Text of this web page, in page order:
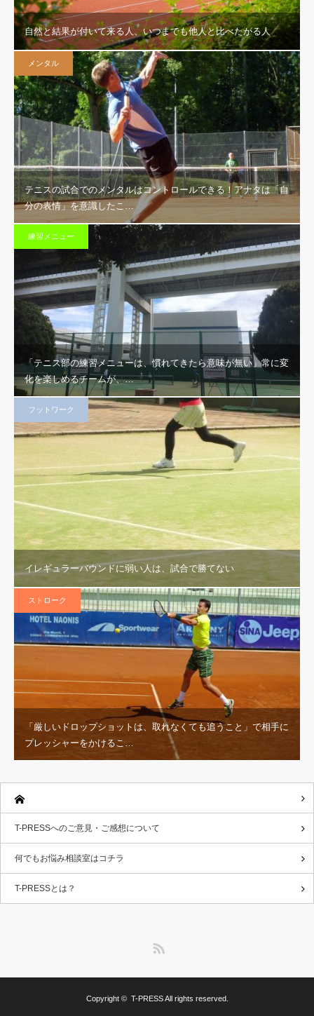
自然と結果が付いて来る人、いつまでも他人と比べたがる人
メンタル
テニスの試合でのメンタルはコントロールできる！アナタは「自
分の表情」を意識したこ…
練習メニュー
「テニス部の練習メニューは、慣れてきたら意味が無い」常に変
化を楽しめるチームが、…
フットワーク
イレギュラーバウンドに弱い人は、試合で勝てない
ストローク
「厳しいドロップショットは、取れなくても追うこと」で相手に
プレッシャーをかけるこ…
T-PRESSへのご意見・ご感想について
何でもお悩み相談室はコチラ
T-PRESSとは？
Copyright © T-PRESSAll rights reserved.